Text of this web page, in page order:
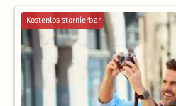
Kostenlos stornierbar